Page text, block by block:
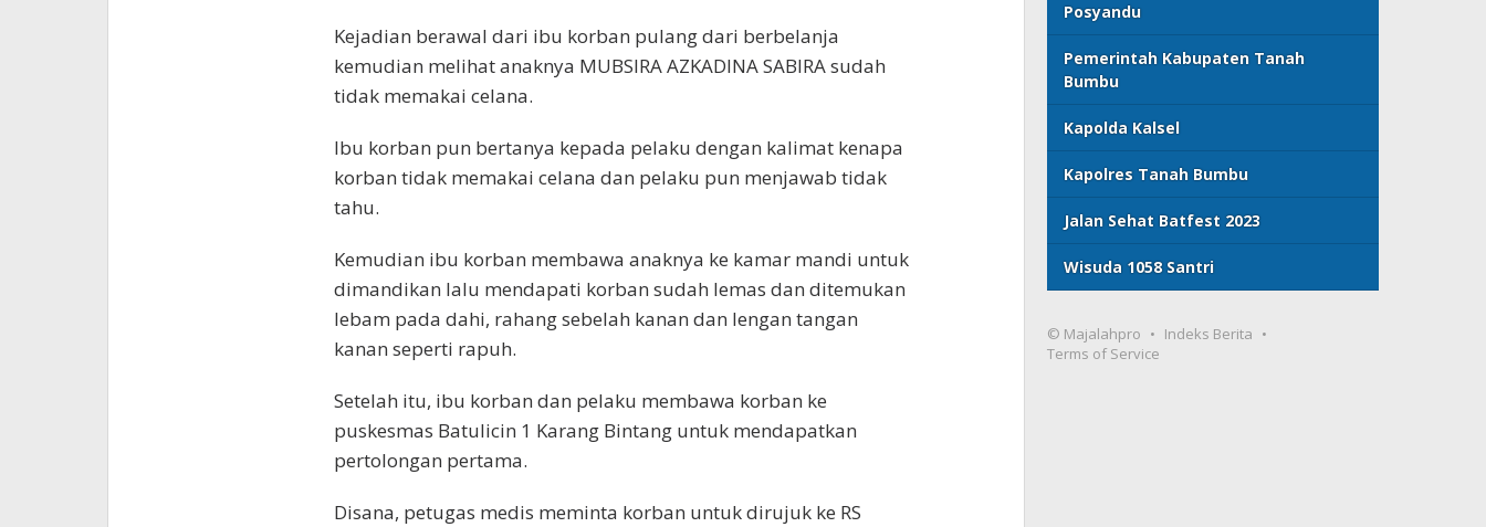
Kejadian berawal dari ibu korban pulang dari berbelanja
kemudian melihat anaknya MUBSIRA AZKADINA SABIRA sudah
tidak memakai celana.
Ibu korban pun bertanya kepada pelaku dengan kalimat kenapa
korban tidak memakai celana dan pelaku pun menjawab tidak
tahu.
Kemudian ibu korban membawa anaknya ke kamar mandi untuk
dimandikan lalu mendapati korban sudah lemas dan ditemukan
lebam pada dahi, rahang sebelah kanan dan lengan tangan
kanan seperti rapuh.
Setelah itu, ibu korban dan pelaku membawa korban ke
puskesmas Batulicin 1 Karang Bintang untuk mendapatkan
pertolongan pertama.
Disana, petugas medis meminta korban untuk dirujuk ke RS
Posyandu
Pemerintah Kabupaten Tanah
Bumbu
Kapolda Kalsel
Kapolres Tanah Bumbu
Jalan Sehat Batfest 2023
Wisuda 1058 Santri
© Majalahpro
Indeks Berita
Terms of Service